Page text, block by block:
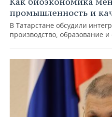
промышленность и
В Татарстане обсудили
производство, образование